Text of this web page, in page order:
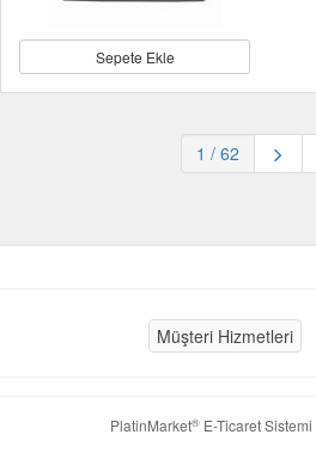
Sepete Ekle
1 / 62
Müşteri Hizmetleri
PlatinMarket®E-Ticaret Sistemi